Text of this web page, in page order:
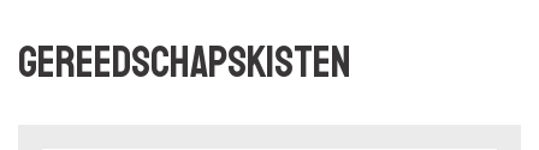
Gereedschapskisten